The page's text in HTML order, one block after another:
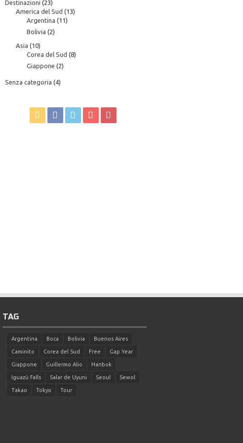
Destinazioni (23)
America del Sud (13)
Argentina (11)
Bolivia (2)
Asia (10)
Corea del Sud (8)
Giappone (2)
Senza categoria (4)
TAG
Argentina Boca Bolivia Buenos Aires
Caminito Corea del Sud Free Gap Year
Giappone Guillermo Alio Hanbok
Iguazù Falls Salar de Uyuni Seoul Sewol
Takao Tokyo Tour